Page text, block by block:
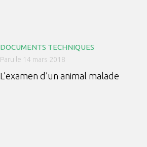
DOCUMENTS TECHNIQUES
Paru le 14 mars 2018
L’examen d’un animal malade